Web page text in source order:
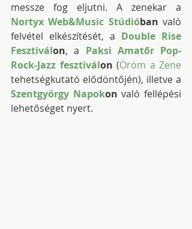
Nortyx Web&Music Stúdióban való
felvétel elkészítését, a Double Rise
Fesztiválon, a Paksi Amatőr Pop-
Rock-Jazz fesztiválon (
Szentgyörgy Napokon való fellépési
lehetőséget nyert.